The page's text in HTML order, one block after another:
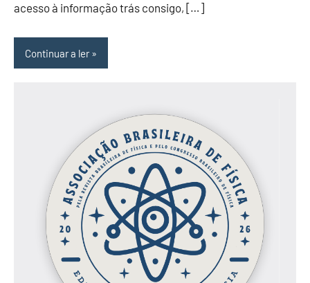
acesso à informação trás consigo, […]
Continuar a ler